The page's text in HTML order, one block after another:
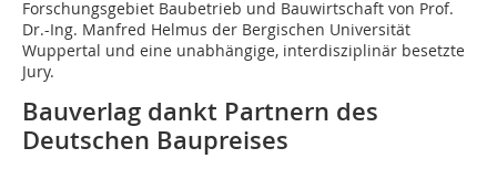
Forschungsgebiet Baubetrieb und Bauwirtschaft von Prof.
Dr.-Ing. Manfred Helmus der Bergischen Universität
Wuppertal und eine unabhängige, interdisziplinär besetzte
Jury.
Bauverlag dankt Partnern des
Deutschen Baupreises